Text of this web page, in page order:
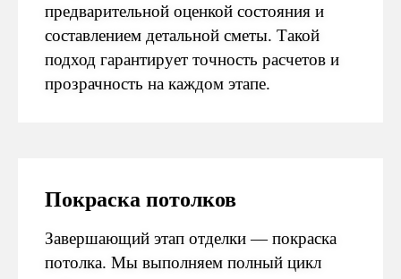
предварительной оценкой состояния и
составлением детальной сметы. Такой
подход гарантирует точность расчетов и
прозрачность на каждом этапе.
Покраска потолков
Завершающий этап отделки — покраска
потолка. Мы выполняем полный цикл